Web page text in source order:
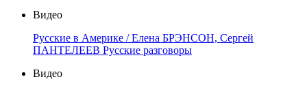
Видео
Русские в Америке / Елена БРЭНСОН, Сергей
ПАНТЕЛЕЕВ Русские разговоры
Видео